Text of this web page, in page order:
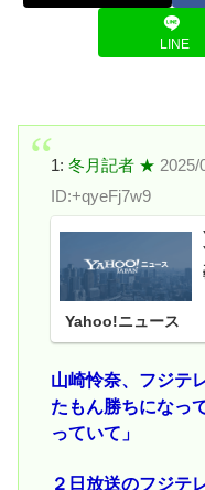
LINE
1: 冬月記者 ★ 2025/
ID:+qyeFj7w9
Yahoo!ニュース
山崎怜奈、フジテ
たもん勝ちになっ
っていて」
２日放送のフジテ